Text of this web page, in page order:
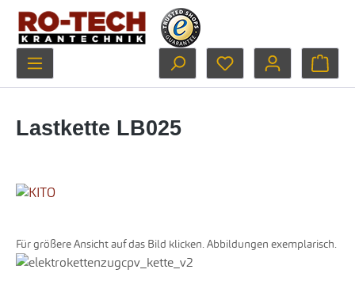
Zum Hauptinhalt springen
Du hast 0 Produkte
Lastkette LB025
Für größere Ansicht auf das Bild klicken. Abbildungen exemplarisch.
Bildergalerie überspringen